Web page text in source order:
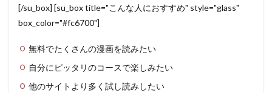
[/su_box] [su_box title="こんな人におすすめ" style="glass"
box_color="#fc6700"]
無料でたくさんの漫画を読みたい
自分にピッタリのコースで楽しみたい
他のサイトより多く試し読みしたい